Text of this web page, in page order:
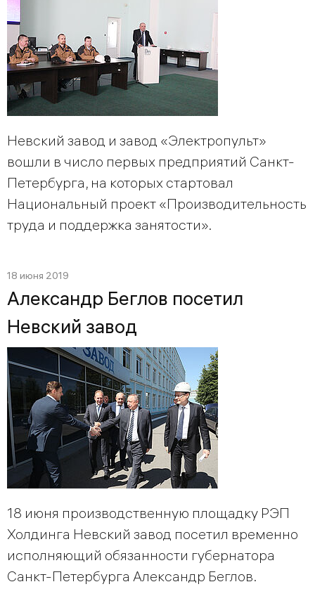
Невский завод и завод «Электропульт»
вошли в число первых предприятий Санкт-
Петербурга, на которых стартовал
Национальный проект «Производительность
труда и поддержка занятости».
18 июня 2019
Александр Беглов посетил
Невский завод
18 июня производственную площадку РЭП
Холдинга Невский завод посетил временно
исполняющий обязанности губернатора
Санкт-Петербурга Александр Беглов.